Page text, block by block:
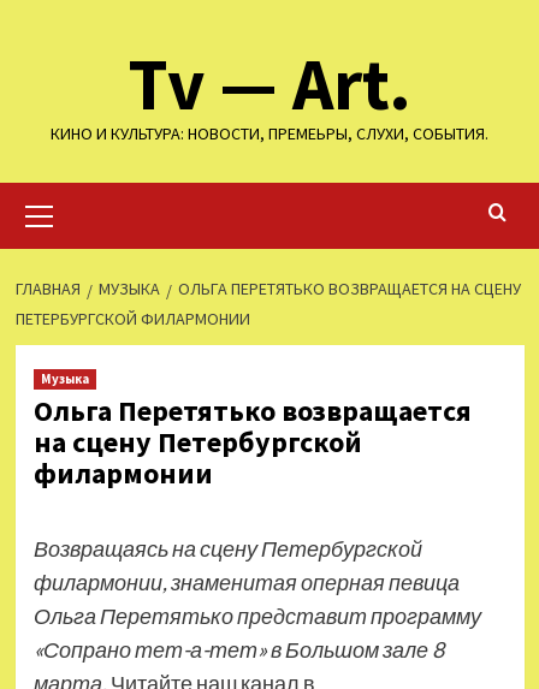
Tv — Art.
КИНО И КУЛЬТУРА: НОВОСТИ, ПРЕМЕЬРЫ, СЛУХИ, СОБЫТИЯ.
меню
ГЛАВНАЯ МУЗЫКА
ОЛЬГА ПЕРЕТЯТЬКО ВОЗВРАЩАЕТСЯ НА СЦЕНУ
ПЕТЕРБУРГСКОЙ ФИЛАРМОНИИ
Музыка
Ольга Перетятько возвращается
на сцену Петербургской
филармонии
Возвращаясь на сцену Петербургской
филармонии, знаменитая оперная певица
Ольга Перетятько представит программу
«Сопрано тет-а-тет» в Большом зале 8
марта. Читайте наш канал в